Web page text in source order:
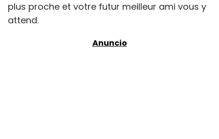
plus proche et votre futur meilleur ami vous y
attend.